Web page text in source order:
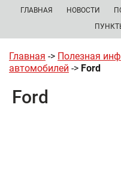
ГЛАВНАЯ НОВОСТИ
Главная -> Полезная
автомобилей -> Ford
Ford